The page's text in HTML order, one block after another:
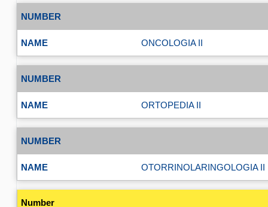
ONCOLOGIA II
ORTOPEDIA II
OTORRINOLARINGOLOGIA II